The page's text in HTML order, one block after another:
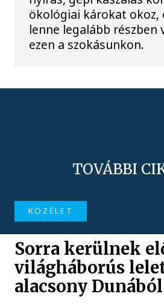
ökológiai károkat okoz,
lenne legalább részben
ezen a szokásunkon.
TOVÁBBI
KÖZÉLET
Sorra kerülnek
világháborús
alacsony Dunából